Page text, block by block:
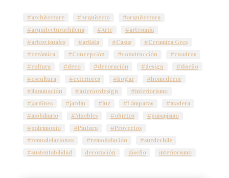
#architecture #Arquitecto
#arquitectura
#arquitecturachilena
#Arte
#artesanía
#artesvisuales
#artista #Casas
#Ceramica Gres
#cerámica
#Concepción #construcción
#cuadros
#cultura
#deco #decoración #design
#diseño
#escultura
#exteriores #hogar
#homedecor
#iluminación
#interiordesign
#interiorismo
#jardines
#jardín #luz #Lámparas
#madera
#mobiliario
#Muebles #objetos
#paisajismo
#patrimonio
#Pintura
#Proyectos
#remodelaciones
#remodelación
#surdechile
#sustentabilidad
decoración diseño interiorismo